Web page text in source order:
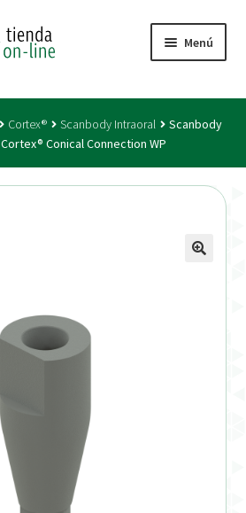
Menú
Cortex® Scanbody Intraoral
Scanbody
Conical Connection WP